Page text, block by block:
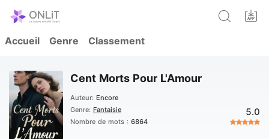
Accueil Genre Classement
Cent Morts Pour L'Amour
Auteur: Encore
Genre: Fantaisie
Nombre de mots : 6864
5.0